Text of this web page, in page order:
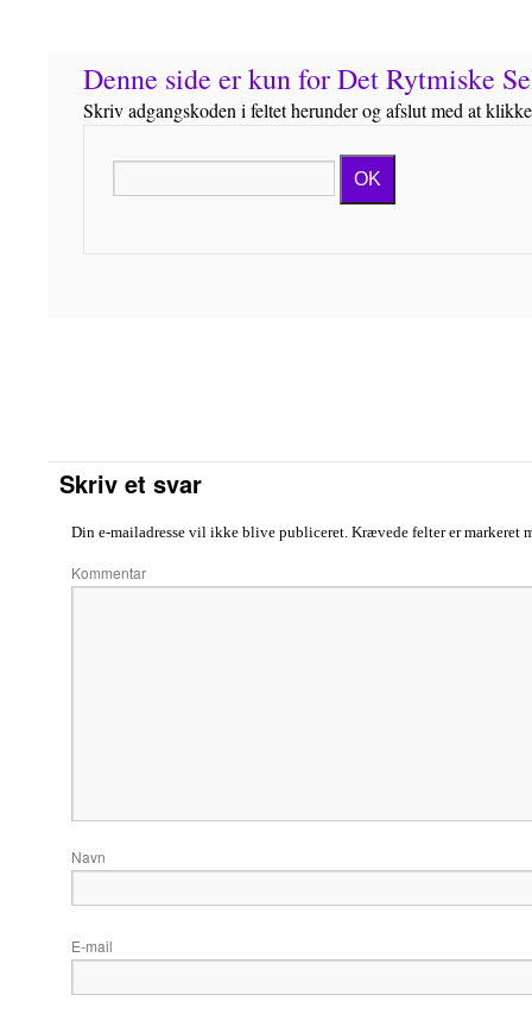
Denne side er kun for Det Rytmiske
Skriv adgangskoden i feltet herunder og afslut med at
OK
Skriv et svar
Din e-mailadresse vil ikke blive publiceret. Krævede felter er markeret
Navn
E-mail